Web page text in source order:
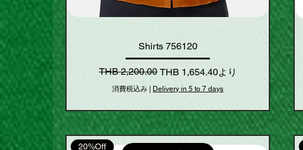
Shirts 756120
通常価格
THB 2,200.00 THB 1,654.40より
セール価格
消費税込み | Delivery in 5 to 7 days
20%Off